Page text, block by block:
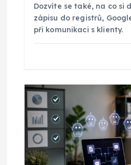
Dozvíte se také, na co si
zápisu do registrů,
při komunikaci s klienty.